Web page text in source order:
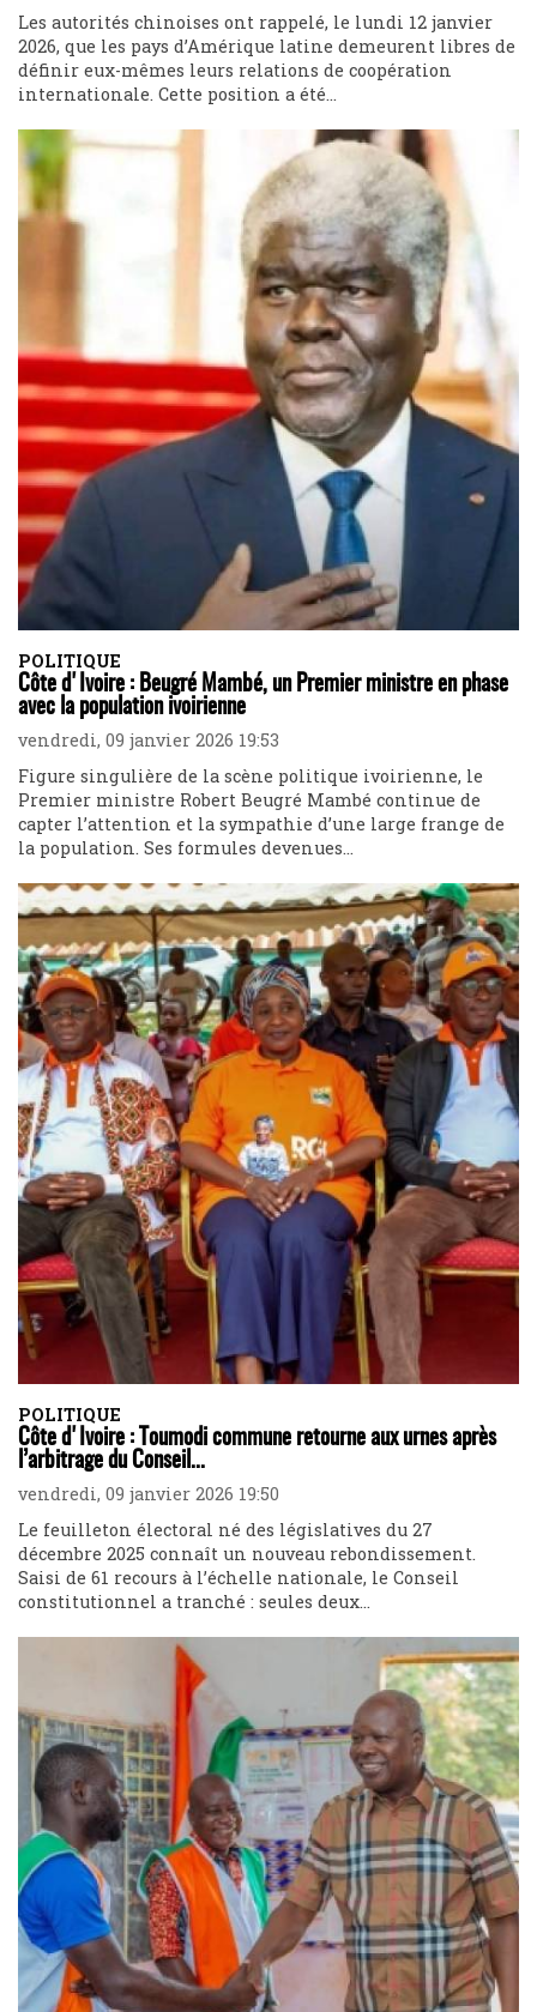
Les autorités chinoises ont rappelé, le lundi 12 janvier
2026, que les pays d’Amérique latine demeurent libres de
définir eux-mêmes leurs relations de coopération
internationale. Cette position a été...
POLITIQUE
Côte d'Ivoire : Beugré Mambé, un Premier ministre en phase
avec la population ivoirienne
vendredi, 09 janvier 2026 19:53
Figure singulière de la scène politique ivoirienne, le
Premier ministre Robert Beugré Mambé continue de
capter l’attention et la sympathie d’une large frange de
la population. Ses formules devenues...
POLITIQUE
Côte d'Ivoire : Toumodi commune retourne aux urnes après
l’arbitrage du Conseil...
vendredi, 09 janvier 2026 19:50
Le feuilleton électoral né des législatives du 27
décembre 2025 connaît un nouveau rebondissement.
Saisi de 61 recours à l’échelle nationale, le Conseil
constitutionnel a tranché : seules deux...